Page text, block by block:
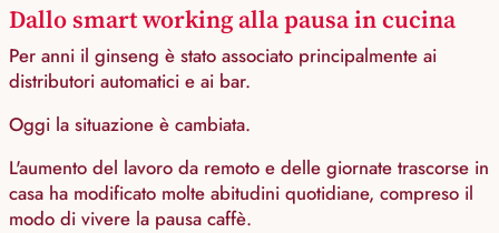
Dallo smart working alla pausa in cucina
Per anni il ginseng è stato associato principalmente ai
distributori automatici e ai bar.
Oggi la situazione è cambiata.
L'aumento del lavoro da remoto e delle giornate trascorse in
casa ha modificato molte abitudini quotidiane, compreso il
modo di vivere la pausa caffè.